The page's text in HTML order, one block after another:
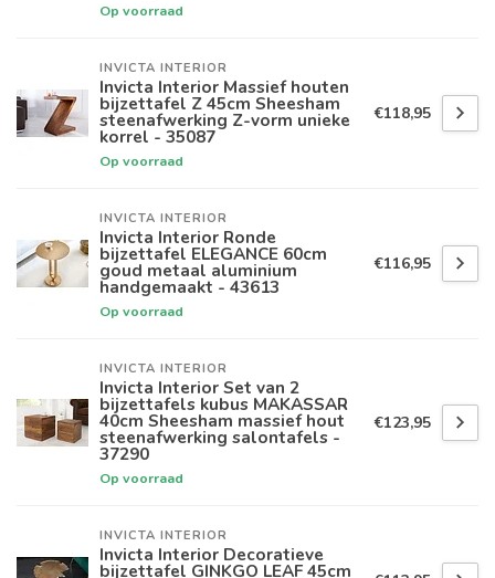
Op voorraad
INVICTA INTERIOR
Invicta Interior Massief houten
bijzettafel Z 45cm Sheesham
steenafwerking Z-vorm unieke
korrel - 35087
Op voorraad
€118,95
INVICTA INTERIOR
Invicta Interior Ronde
bijzettafel ELEGANCE 60cm
goud metaal aluminium
handgemaakt - 43613
Op voorraad
€116,95
INVICTA INTERIOR
Invicta Interior Set van 2
bijzettafels kubus MAKASSAR
40cm Sheesham massief hout
steenafwerking salontafels -
37290
Op voorraad
€123,95
INVICTA INTERIOR
Invicta Interior Decoratieve
bijzettafel GINKGO LEAF 45cm